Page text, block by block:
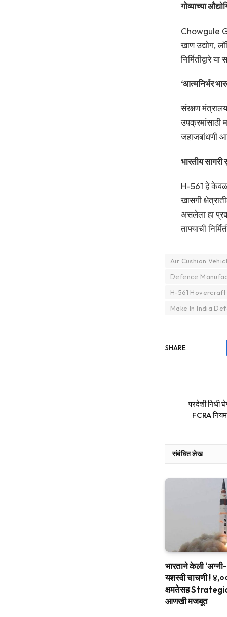
गोव्याच्या
Chowgule
खाण उद्योग,
निर्मितीद्वारे
‘आत्मनिर्भर
संरक्षण
उपक्रमांसाठी
जहाजबांधणी
भारतीय सागरी
H-561 हे केवळ
खासगी
असलेला हा
ताफ्याची
Air Cushion
Defence
H-561 Hovercraft
Make In India
SHARE.
परदेशी निधी
FCRA
संबंधित लेख
भारताने केली ‘अग्नी-
यशस्वी चाचणी !
क्षमतेसह
आणखी मजबूत